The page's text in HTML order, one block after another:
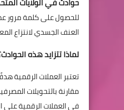
العنف الجسدي لانتزاع
لماذا تتزايد هذه
تعتبر العملات الرقمية
مقارنة بالتحويلات
في العملات الرقمية على